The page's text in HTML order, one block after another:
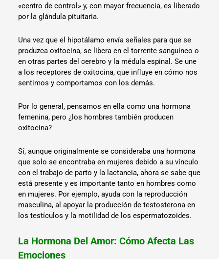
«centro de control» y, con mayor frecuencia, es liberado
por la glándula pituitaria.
Una vez que el hipotálamo envía señales para que se
produzca oxitocina, se libera en el torrente sanguíneo o
en otras partes del cerebro y la médula espinal. Se une
a los receptores de oxitocina, que influye en cómo nos
sentimos y comportamos con los demás.
Por lo general, pensamos en ella como una hormona
femenina, pero ¿los hombres también producen
oxitocina?
Sí, aunque originalmente se consideraba una hormona
que solo se encontraba en mujeres debido a su vínculo
con el trabajo de parto y la lactancia, ahora se sabe que
está presente y es importante tanto en hombres como
en mujeres. Por ejemplo, ayuda con la reproducción
masculina, al apoyar la producción de testosterona en
los testículos y la motilidad de los espermatozoides.
La Hormona Del Amor: Cómo Afecta Las
Emociones